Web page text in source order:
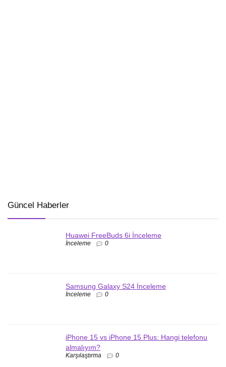
Güncel Haberler
Huawei FreeBuds 6i İnceleme
İnceleme 0
Samsung Galaxy S24 İnceleme
İnceleme 0
iPhone 15 vs iPhone 15 Plus: Hangi telefonu
almalıyım?
Karşılaştırma 0